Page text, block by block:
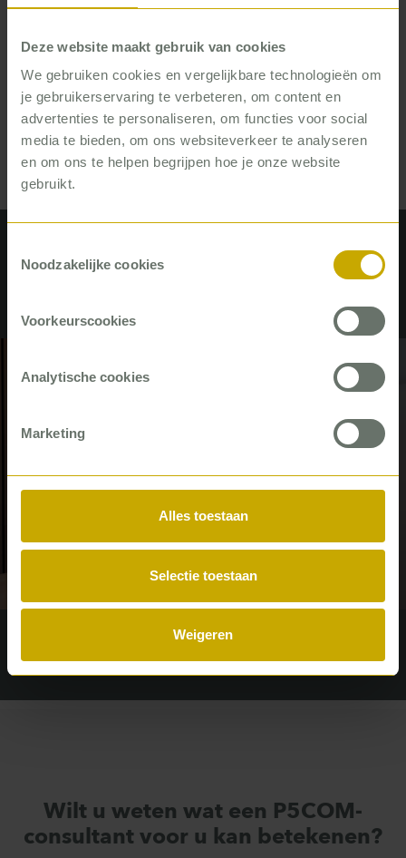
Deze website maakt gebruik van cookies
We gebruiken cookies en vergelijkbare technologieën om
je gebruikerservaring te verbeteren, om content en
advertenties te personaliseren, om functies voor social
media te bieden, om ons websiteverkeer te analyseren
en om ons te helpen begrijpen hoe je onze website
gebruikt.
Noodzakelijke cookies
Voorkeurscookies
Analytische cookies
Marketing
Alles toestaan
Selectie toestaan
Weigeren
de vraag achter de vraag, komt met oplossingen
taal complexe materie begrijpelijk. Zo helpt hij
iedereen verder, op alle niveaus in een organisatie.
Recente artikelen van Klaas de
Directe leidinggevenden zijn
succesfactor in transformatie
#Zorg
Wilt u weten wat een P5COM-
consultant voor u kan betekenen?